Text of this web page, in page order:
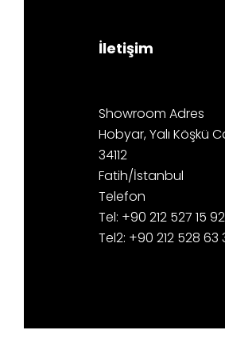
İletişim
Showroom Adres
Hobyar, Yalı Köşkü
34112
Fatih/İstanbul
Telefon
Tel: +90 212 527 15 92
Tel2: +90 212 528 63